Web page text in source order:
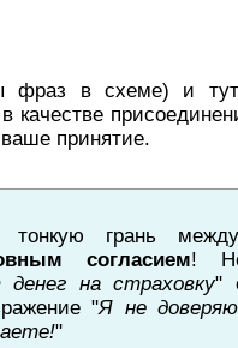
фраз в схеме) и
качестве
ваше принятие.
тонкую грань
согласием!
на страховку"
"Я не
"